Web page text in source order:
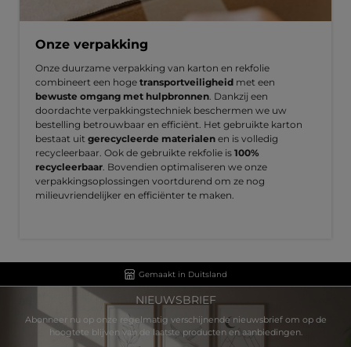
Onze verpakking
Onze duurzame verpakking van karton en rekfolie
combineert een hoge transportveiligheid met een
bewuste omgang met hulpbronnen. Dankzij een
doordachte verpakkingstechniek beschermen we uw
bestelling betrouwbaar en efficiënt. Het gebruikte karton
bestaat uit gerecycleerde materialen en is volledig
recycleerbaar. Ook de gebruikte rekfolie is 100%
recycleerbaar. Bovendien optimaliseren we onze
verpakkingsoplossingen voortdurend om ze nog
milieuvriendelijker en efficiënter te maken.
Gemaakt in Duitsland
NIEUWSBRIEF
Abonneer nu op onze regelmatig verschijnende nieuwsbrief om op de
hoogtete blijven van de laatste producten en aanbiedingen.